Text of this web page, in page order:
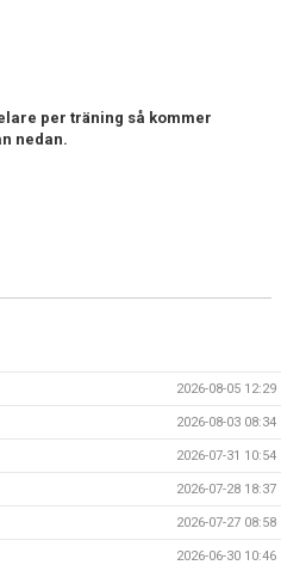
per träning så kommer
nedan.
2026-08-05 12:29
2026-08-03 08:34
2026-07-31 10:54
2026-07-28 18:37
2026-07-27 08:58
2026-06-30 10:46